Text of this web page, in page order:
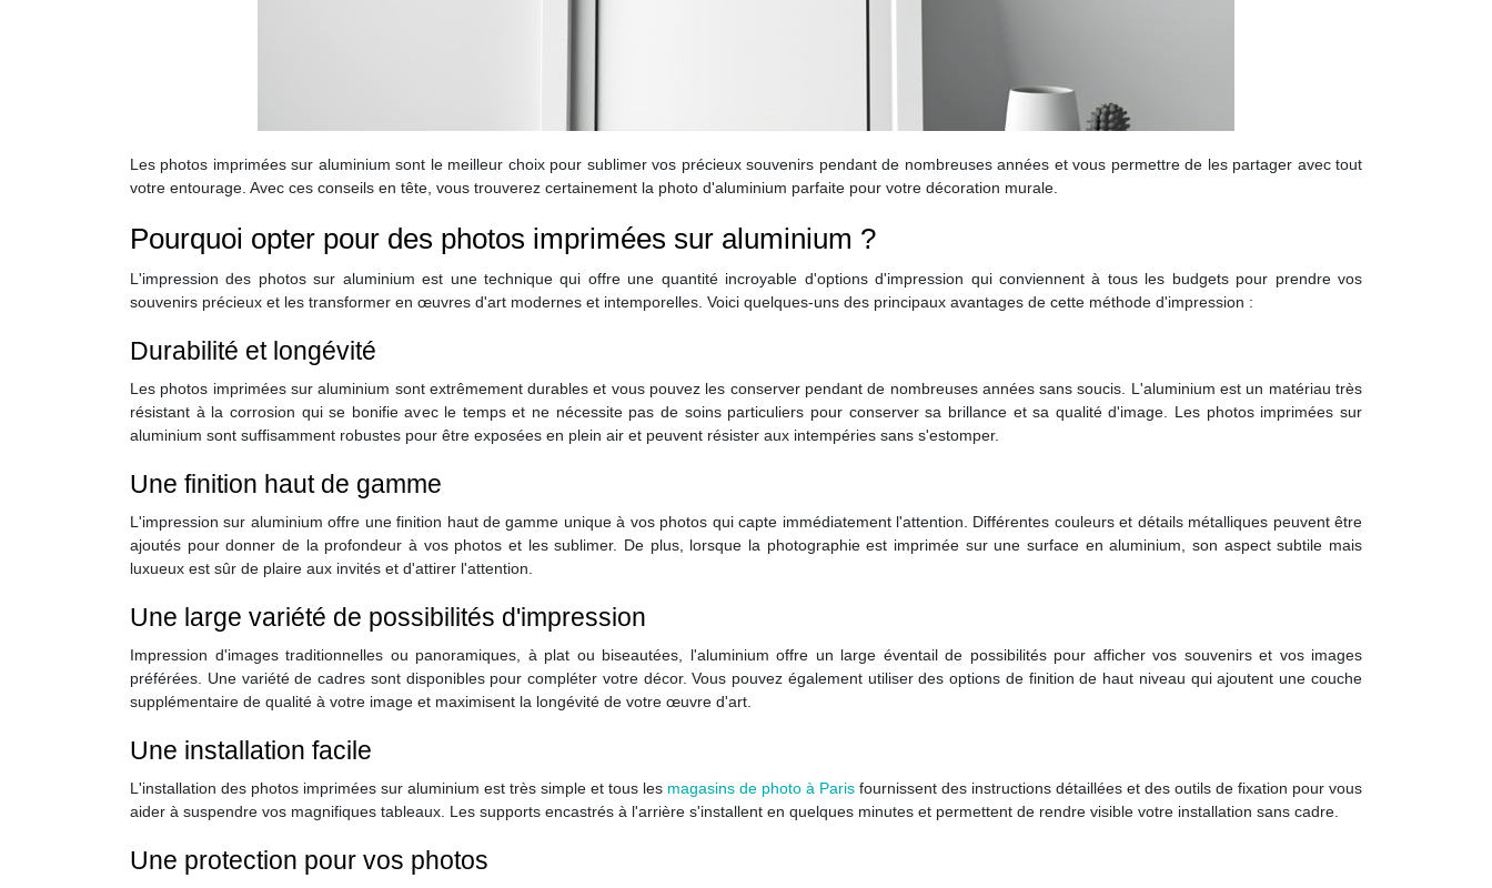
Les photos imprimées sur aluminium sont le meilleur choix pour sublimer vos précieux souvenirs pendant de nombreuses années et vous permettre de les partager avec tout
votre entourage. Avec ces conseils en tête, vous trouverez certainement la photo d'aluminium parfaite pour votre décoration murale.
Pourquoi opter pour des photos imprimées sur aluminium ?
L'impression des photos sur aluminium est une technique qui offre une quantité incroyable d'options d'impression qui conviennent à tous les budgets pour prendre vos
souvenirs précieux et les transformer en œuvres d'art modernes et intemporelles. Voici quelques-uns des principaux avantages de cette méthode d'impression :
Durabilité et longévité
Les photos imprimées sur aluminium sont extrêmement durables et vous pouvez les conserver pendant de nombreuses années sans soucis. L'aluminium est un matériau très
résistant à la corrosion qui se bonifie avec le temps et ne nécessite pas de soins particuliers pour conserver sa brillance et sa qualité d'image. Les photos imprimées sur
aluminium sont suffisamment robustes pour être exposées en plein air et peuvent résister aux intempéries sans s'estomper.
Une finition haut de gamme
L'impression sur aluminium offre une finition haut de gamme unique à vos photos qui capte immédiatement l'attention. Différentes couleurs et détails métalliques peuvent être
ajoutés pour donner de la profondeur à vos photos et les sublimer. De plus, lorsque la photographie est imprimée sur une surface en aluminium, son aspect subtile mais
luxueux est sûr de plaire aux invités et d'attirer l'attention.
Une large variété de possibilités d'impression
Impression d'images traditionnelles ou panoramiques, à plat ou biseautées, l'aluminium offre un large éventail de possibilités pour afficher vos souvenirs et vos images
préférées. Une variété de cadres sont disponibles pour compléter votre décor. Vous pouvez également utiliser des options de finition de haut niveau qui ajoutent une couche
supplémentaire de qualité à votre image et maximisent la longévité de votre œuvre d'art.
Une installation facile
L'installation des photos imprimées sur aluminium est très simple et tous les magasins de photo à Paris fournissent des instructions détaillées et des outils de fixation pour vous
aider à suspendre vos magnifiques tableaux. Les supports encastrés à l'arrière s'installent en quelques minutes et permettent de rendre visible votre installation sans cadre.
Une protection pour vos photos